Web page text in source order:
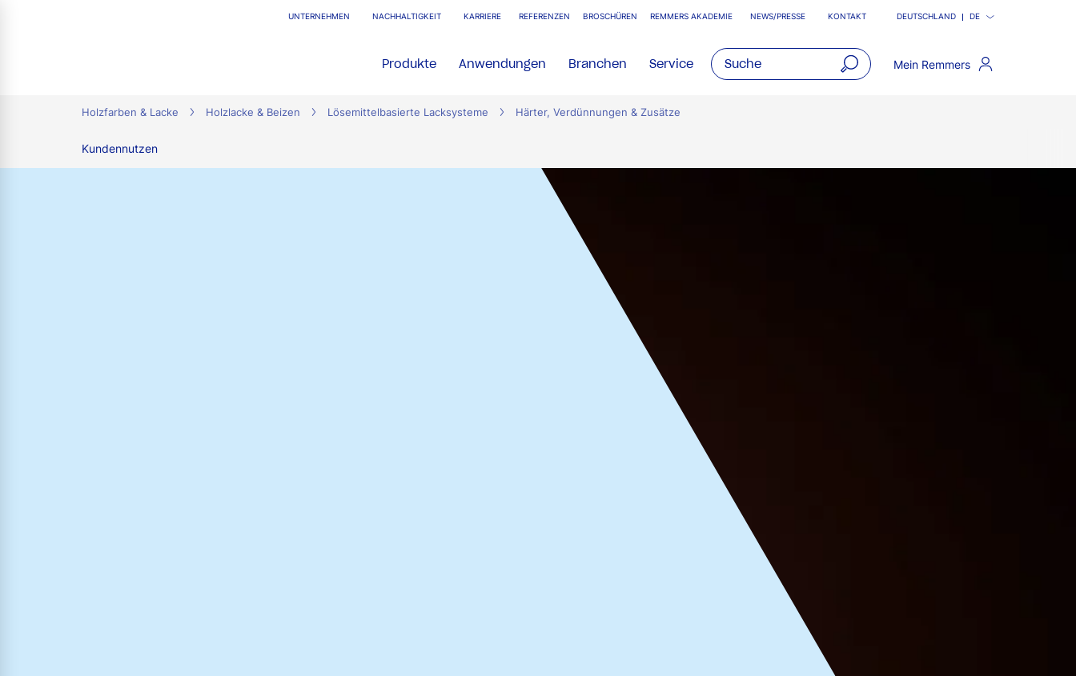
UNTERNEHMEN NACHHALTIGKEIT KARRIERE REFERENZEN BROSCHÜREN REMMERS AKADEMIE NEWS/PRESSE KONTAKT DEUTSCHLAND DE
Produkte Anwendungen Branchen Service Mein Remmers
Holzfarben & Lacke Holzlacke & Beizen Lösemittelbasierte Lacksysteme Härter, Verdünnungen & Zusätze
Kundennutzen